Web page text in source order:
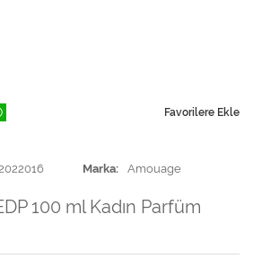
Favorilere Ekle
Marka Amouage
100 ml Kadın Parfüm